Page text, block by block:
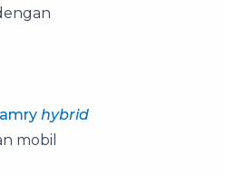
hybrid
mobil